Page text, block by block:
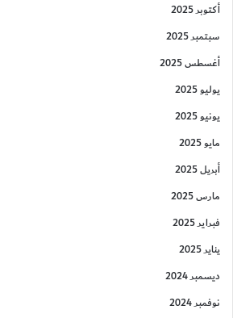
أكتوبر 2025
سبتمبر 2025
أغسطس 2025
يوليو 2025
يونيو 2025
مايو 2025
أبريل 2025
مارس 2025
فبراير 2025
يناير 2025
ديسمبر 2024
نوفمبر 2024